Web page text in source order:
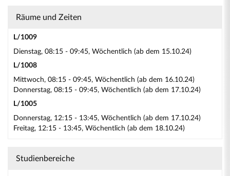
Räume und Zeiten
L/1009
Dienstag, 08:15 - 09:45, Wöchentlich (ab dem 15.10.24)
L/1008
Mittwoch, 08:15 - 09:45, Wöchentlich (ab dem 16.10.24)
Donnerstag, 08:15 - 09:45, Wöchentlich (ab dem 17.10.24)
L/1005
Donnerstag, 12:15 - 13:45, Wöchentlich (ab dem 17.10.24)
Freitag, 12:15 - 13:45, Wöchentlich (ab dem 18.10.24)
Studienbereiche